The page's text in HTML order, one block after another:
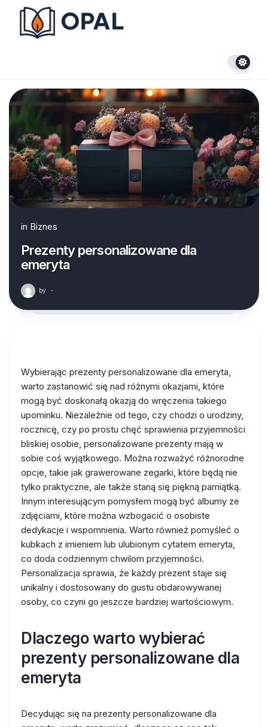
content
in Biznes
Prezenty personalizowane dla
emeryta
by ·
Wybierając prezenty personalizowane dla emeryta,
warto zastanowić się nad różnymi okazjami, które
mogą być doskonałą okazją do wręczenia takiego
upominku. Niezależnie od tego, czy chodzi o urodziny,
rocznicę, czy po prostu chęć sprawienia przyjemności
bliskiej osobie, personalizowane prezenty mają w
sobie coś wyjątkowego. Można rozważyć różnorodne
opcje, takie jak grawerowane zegarki, które będą nie
tylko praktyczne, ale także staną się piękną pamiątką.
Innym interesującym pomysłem mogą być albumy ze
zdjęciami, które można wzbogacić o osobiste
dedykacje i wspomnienia. Warto również pomyśleć o
kubkach z imieniem lub ulubionym cytatem emeryta,
co doda codziennym chwilom przyjemności.
Personalizacja sprawia, że każdy prezent staje się
unikalny i dostosowany do gustu obdarowywanej
osoby, co czyni go jeszcze bardziej wartościowym.
Dlaczego warto wybierać
prezenty personalizowane dla
emeryta
Decydując się na prezenty personalizowane dla